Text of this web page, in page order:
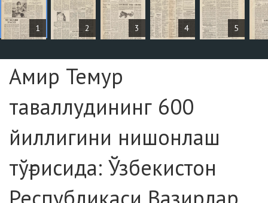
1 2 3 4 5
MAQOLALAR
Sahifa №1
Амир Темур
таваллудининг 600
йиллигини нишонлаш
тўғрисида: Ўзбекистон